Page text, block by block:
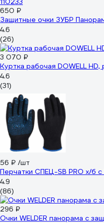
650 ₽
Защитные очки ЗУБР
4.6
(26)
3 070 ₽
Куртка рабочая DOWELL
4.6
(31)
56 ₽ /шт
Перчатки СПЕЦ-SB PRO х/б с
4.9
(86)
296 ₽
Очки WELDER панорама с